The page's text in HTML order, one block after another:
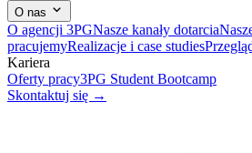
O nas
O agencji 3PGNasze kanały dotarcia
pracujemyRealizacje i case studies
Kariera
Oferty pracy3PG Student Bootcamp
Skontaktuj się →